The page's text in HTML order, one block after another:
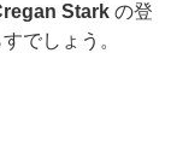
Stark の登
でしょう。